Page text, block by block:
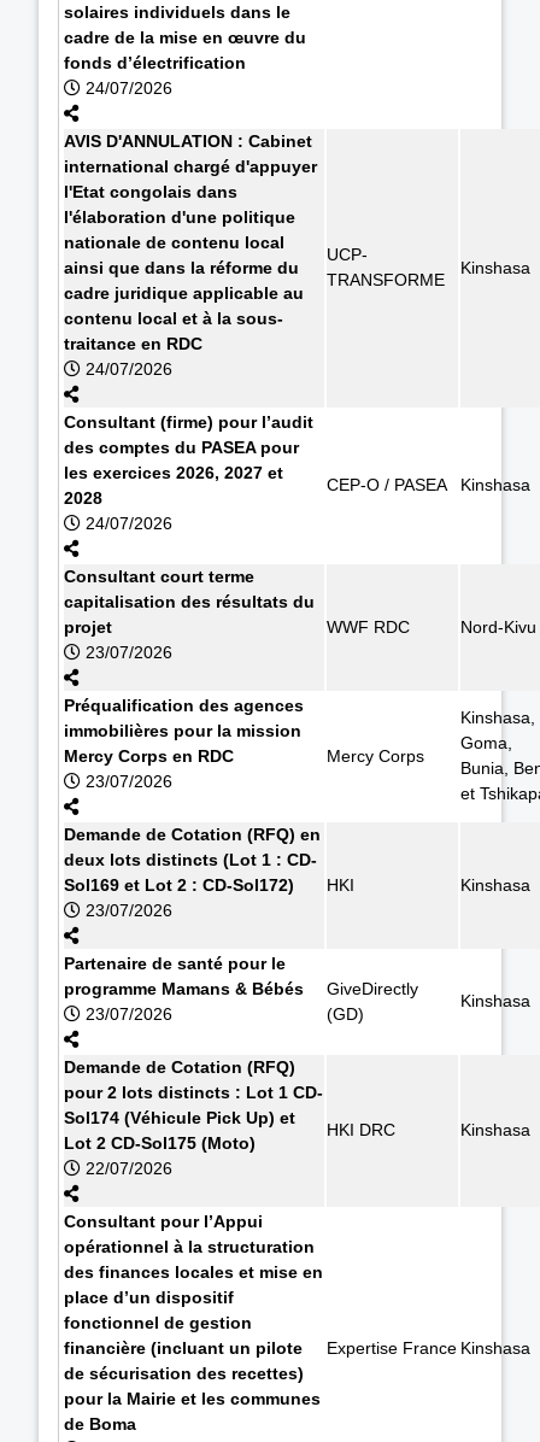
solaires individuels dans le
cadre de la mise en œuvre du
fonds d’électrification
24/07/2026
AVIS D'ANNULATION : Cabinet
international chargé d'appuyer
l'Etat congolais dans
l'élaboration d'une politique
nationale de contenu local
ainsi que dans la réforme du
cadre juridique applicable au
contenu local et à la sous-
traitance en RDC
24/07/2026
UCP-
TRANSFORME
Kinshasa
Consultant (firme) pour l’audit
des comptes du PASEA pour
les exercices 2026, 2027 et
2028
24/07/2026
CEP-O / PASEA Kinshasa
Consultant court terme
capitalisation des résultats du
projet
23/07/2026
WWF RDC Nord-Kivu
Préqualification des agences
immobilières pour la mission
Mercy Corps en RDC
23/07/2026
Mercy Corps
Kinshasa,
Goma,
Bunia,
et
Demande de Cotation (RFQ) en
deux lots distincts (Lot 1 : CD-
Sol169 et Lot 2 : CD-Sol172)
23/07/2026
HKI Kinshasa
Partenaire de santé pour le
programme Mamans & Bébés
23/07/2026
GiveDirectly
(GD)
Kinshasa
Demande de Cotation (RFQ)
pour 2 lots distincts : Lot 1 CD-
Sol174 (Véhicule Pick Up) et
Lot 2 CD-Sol175 (Moto)
22/07/2026
HKI DRC Kinshasa
Consultant pour l’Appui
opérationnel à la structuration
des finances locales et mise en
place d’un dispositif
fonctionnel de gestion
financière (incluant un pilote
de sécurisation des recettes)
pour la Mairie et les communes
de Boma
Expertise France Kinshasa